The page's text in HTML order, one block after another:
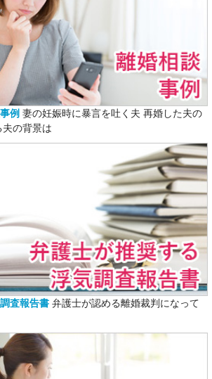
例 妻の妊娠時に暴言を吐く夫 再婚した夫の
の背景は
査報告書 弁護士が認める離婚裁判になって